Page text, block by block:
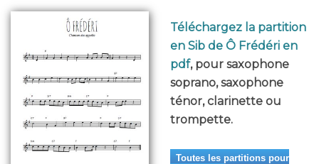
Téléchargez la partition
en Sib de Ô Frédéri en
pdf, pour saxophone
soprano, saxophone
ténor, clarinette ou
trompette.
Toutes les partitions pour